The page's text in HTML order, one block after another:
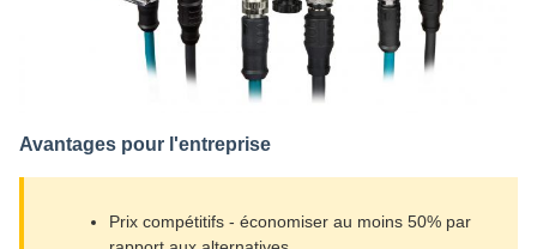
Avantages pour l'entreprise
Prix compétitifs - économiser au moins 50% par